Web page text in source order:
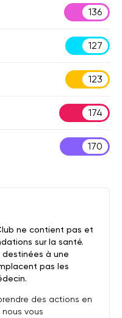
136
127
123
174
170
ne contient pas et
sur la santé.
à une
pas les
des actions en
vous